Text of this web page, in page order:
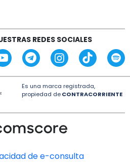
alcalde de Ixhuatlán
REDES SOCIALES
Es una marca registrada,
propiedad deCONTRACORRIENTE
de e-consulta